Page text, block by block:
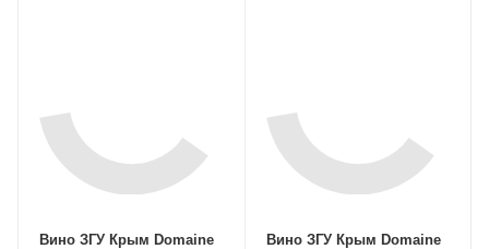
Вино ЗГУ Крым Domaine
Вино ЗГУ Крым Domaine